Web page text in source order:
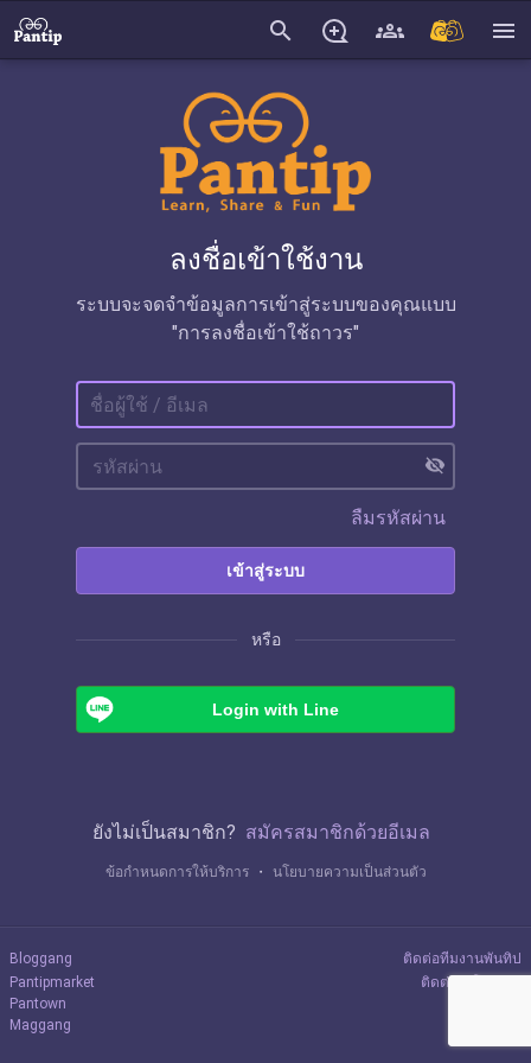
search menu
ลงชื่อเข้าใช้งาน
ระบบจะจดจำข้อมูลการเข้าสู่ระบบของคุณแบบ
"การลงชื่อเข้าใช้ถาวร"
visibility_off
ลืมรหัสผ่าน
เข้าสู่ระบบ
หรือ
Login with Line
ยังไม่เป็นสมาชิก? สมัครสมาชิกด้วยอีเมล
ข้อกำหนดการให้บริการ ・ นโยบายความเป็นส่วนตัว
Bloggang
Pantipmarket
Pantown
Maggang
ติดต่อทีมงานพันทิป
ติดต่อลงโฆษณา